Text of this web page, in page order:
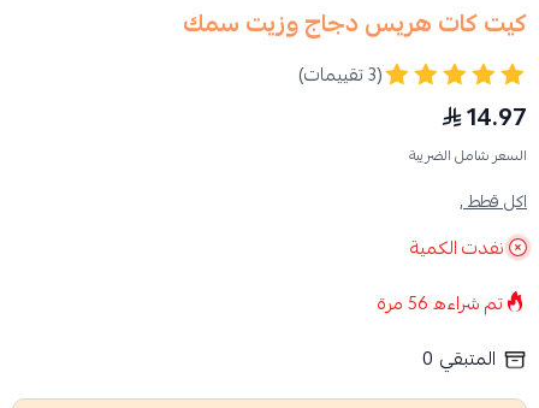
كيت كات هريس دجاج وزيت سمك
(3 تقييمات)
14.97
السعر شامل الضريبة
اكل قطط ,
نفدت الكمية
تم شراءه56مرة
المتبقي 0